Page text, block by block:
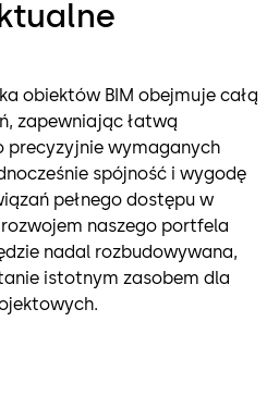
obiektów BIM obejmuje całą
zapewniając łatwą
precyzyjnie wymaganych
spójność i wygodę
pełnego dostępu w
naszego portfela
nadal rozbudowywana,
istotnym zasobem dla